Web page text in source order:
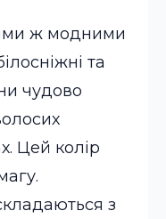
ж модними
та
чудово
Цей колір
з